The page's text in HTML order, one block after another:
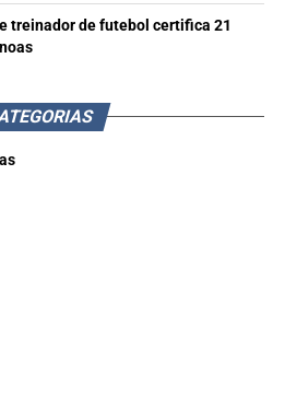
treinador de futebol certifica 21